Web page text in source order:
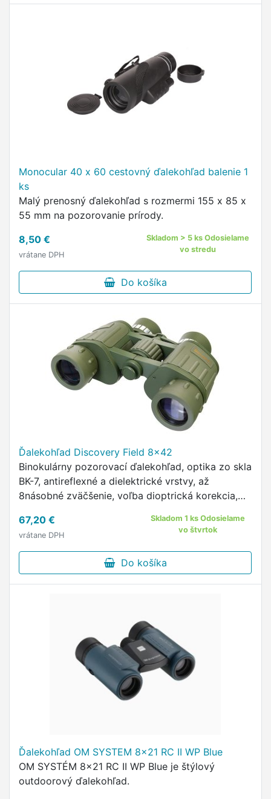
Monocular 40 x 60 cestovný ďalekohľad balenie 1
ks
Malý prenosný ďalekohľad s rozmermi 155 x 85 x
55 mm na pozorovanie prírody.
8,50 €
vrátane DPH
Skladom > 5 ks Odosielame
vo stredu
Do košíka
Ďalekohľad Discovery Field 8x42
Binokulárny pozorovací ďalekohľad, optika zo skla
BK-7, antireflexné a dielektrické vrstvy, až
8násobné zväčšenie, voľba dioptrická korekcia,
gumy, vysoká odolnosť …
67,20 €
vrátane DPH
Skladom 1 ks Odosielame
vo štvrtok
Do košíka
Ďalekohľad OM SYSTEM 8x21 RC II WP Blue
OM SYSTÉM 8x21 RC II WP Blue je štýlový
outdoorový ďalekohľad.